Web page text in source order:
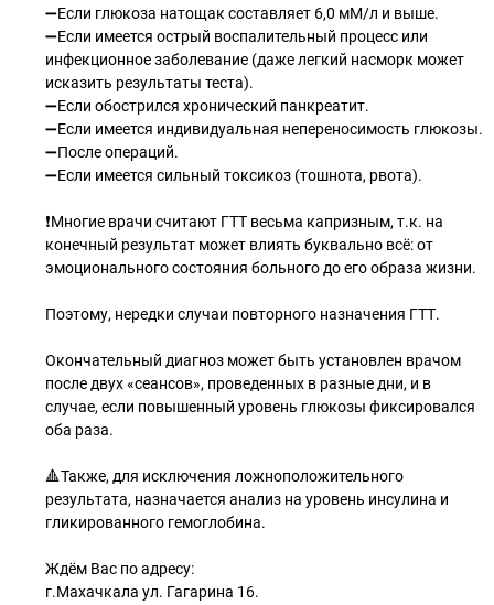
➖Если глюкоза натощак составляет 6,0 мМ/л и выше.
➖Если имеется острый воспалительный процесс или
инфекционное заболевание (даже легкий насморк может
исказить результаты теста).
➖Если обострился хронический панкреатит.
➖Если имеется индивидуальная непереносимость глюкозы.
➖После операций.
➖Если имеется сильный токсикоз (тошнота, рвота).
❗️Многие врачи считают ГТТ весьма капризным, т.к. на
конечный результат может влиять буквально всё: от
эмоционального состояния больного до его образа жизни.
Поэтому, нередки случаи повторного назначения ГТТ.
Окончательный диагноз может быть установлен врачом
после двух «сеансов», проведенных в разные дни, и в
случае, если повышенный уровень глюкозы фиксировался
оба раза.
🔺Также, для исключения ложноположительного
результата, назначается анализ на уровень инсулина и
гликированного гемоглобина.
Ждём Вас по адресу:
г.Махачкала ул. Гагарина 16.